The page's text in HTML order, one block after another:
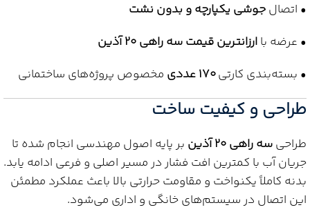
• اتصالجوشی یکپارچه و بدون نشت
• عرضه باارزانترین قیمت سه راهی 20 آذین
• بسته‌بندی کارتی170 عددی مخصوص پروژه‌های ساختمانی
طراحی و کیفیت ساخت
طراحیسه راهی 20 آذین
بر پایه اصول مهندسی انجام شده تا
جریان آب با کمترین افت فشار در مسیر اصلی و فرعی ادامه یابد.
بدنه کاملاً یکنواخت و مقاومت حرارتی بالا باعث عملکرد مطمئن
این اتصال در سیستم‌های خانگی و اداری می‌شود.